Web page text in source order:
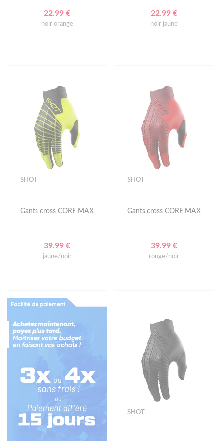
22.99 €
noir orange
22.99 €
noir jaune
SHOT
Gants cross CORE MAX
39.99 €
jaune/noir
SHOT
Gants cross CORE MAX
39.99 €
rouge/noir
SHOT